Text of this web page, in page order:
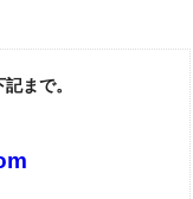
まで。